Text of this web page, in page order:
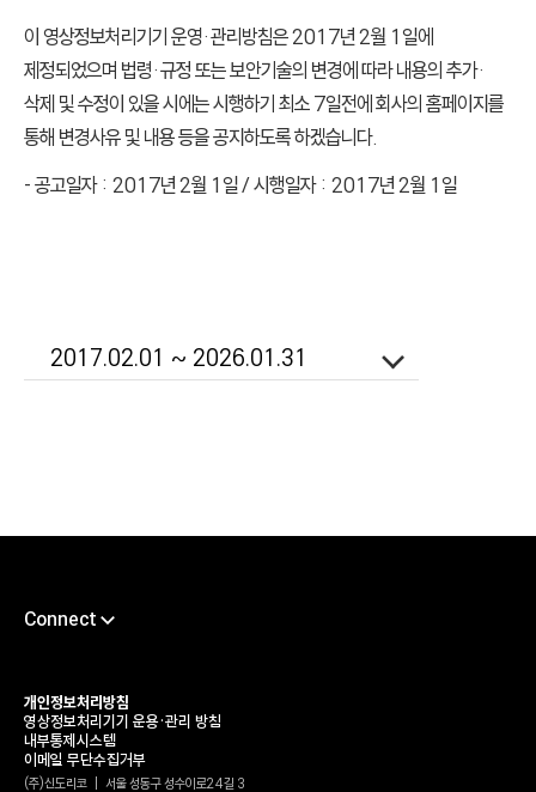
이 영상정보처리기기 운영·관리방침은 2017년 2월 1일에
제정되었으며 법령·규정 또는 보안기술의 변경에 따라 내용의 추가·
삭제 및 수정이 있을 시에는 시행하기 최소 7일전에 회사의 홈페이지를
통해 변경사유 및 내용 등을 공지하도록 하겠습니다.
- 공고일자 : 2017년 2월 1일 / 시행일자 : 2017년 2월 1일
2017.02.01 ~ 2026.01.31
Connect
서포트센터
타륜
가헌신도재단
개인정보처리방침
영상정보처리기기 운용•관리 방침
내부통제시스템
이메일 무단수집거부
(주)신도리코 | 서울 성동구 성수이로24길 3